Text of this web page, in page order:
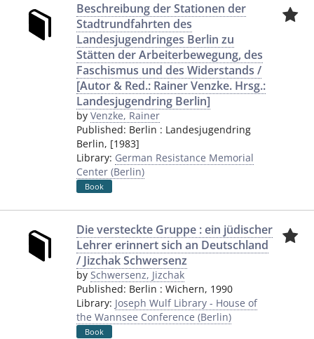
Beschreibung der Stationen der
Stadtrundfahrten des
Landesjugendringes Berlin zu
Stätten der Arbeiterbewegung, des
Faschismus und des Widerstands /
[Autor & Red.: Rainer Venzke. Hrsg.:
Landesjugendring Berlin]
by Venzke, Rainer
Published: Berlin : Landesjugendring
Berlin, [1983]
Library: German Resistance Memorial
Center (Berlin)
Book
Die versteckte Gruppe : ein jüdischer
Lehrer erinnert sich an Deutschland
/ Jizchak Schwersenz
by Schwersenz, Jizchak
Published: Berlin : Wichern, 1990
Library: Joseph Wulf Library - House of
the Wannsee Conference (Berlin)
Book